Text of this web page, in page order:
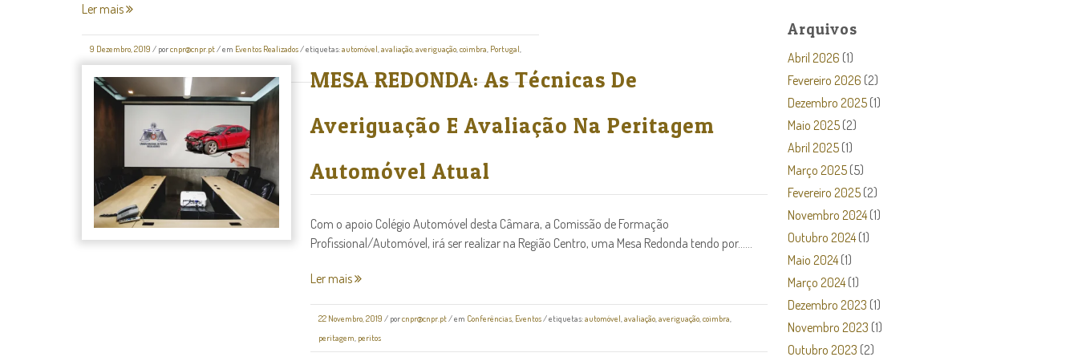
Ler mais
9 Dezembro, 2019 / porcnpr@cnpr.pt/ em Eventos Realizados/ etiquetas:automóvel,avaliação,averiguação,coimbra, Portugal,
sinistros,tecnologias/3 comentários
MESA REDONDA: As Técnicas De
Averiguação E Avaliação Na Peritagem
Automóvel Atual
Com o apoio Colégio Automóvel desta Câmara, a Comissão de Formação
Profissional/Automóvel, irá ser realizar na Região Centro, uma Mesa Redonda tendo por......
Ler mais
22 Novembro, 2019 / porcnpr@cnpr.pt/ em Conferências, Eventos/ etiquetas:automóvel,avaliação,averiguação,coimbra,
peritagem, peritos
Arquivos
Abril 2026 (1)
Fevereiro 2026 (2)
Dezembro 2025 (1)
Maio 2025 (2)
Abril 2025 (1)
Março 2025 (5)
Fevereiro 2025 (2)
Novembro 2024(1)
Outubro 2024(1)
Maio 2024(1)
Março 2024(1)
Dezembro 2023 (1)
Novembro 2023 (1)
Outubro 2023 (2)